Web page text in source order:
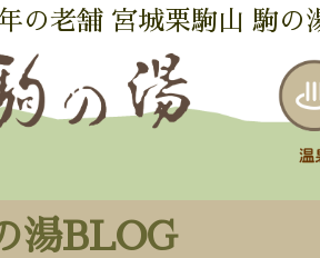
の老舗 宮城栗駒山 駒の
湯BLOG